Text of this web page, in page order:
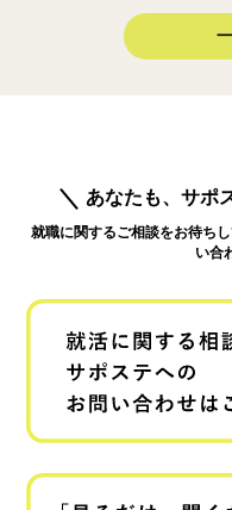
あなたも、サポ
就職に関するご相談をお待ち
い合